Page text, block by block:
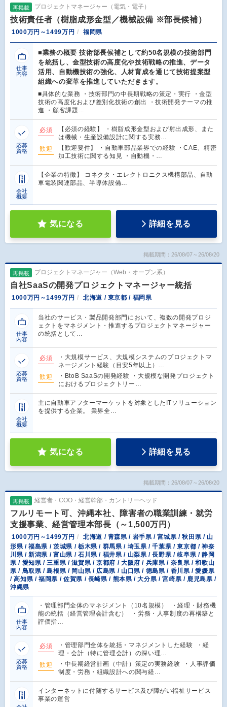
再掲載 プロジェクトマネージャー（電気・電子）
技術責任者（樹脂成形金型／機械設備 ※部長候補）
1000万円～1499万円 福岡県
仕事
内容
■業務の概要 技術部長候補として約50名規模の技術部門
を統括し、金型技術の高度化や技術戦略の推進、データ
活用、自動機技術の強化、人材育成を通じて技術提案型
組織への変革を推進していただきます。
■具体的な業務 ・技術部門の中長期戦略の策定・実行 ・金型
技術の高度化および差別化技術の創出 ・技術開発テーマの推
進 ・顧客課題…
応募
資格
必須
【必須の経験】 ・樹脂成形金型および射出成形、また
は機械・生産設備設計に関する実務…
歓迎
【歓迎要件】 ・自動車部品業界での経験 ・CAE、精密
加工技術に関する知見 ・自動機・…
会社
概要
【企業の特徴】 コネクタ・エレクトロニクス機構部品、自動
車電装関連部品、半導体設備…
気になる 詳細を見る
掲載期間：26/08/07～26/08/20
再掲載 プロジェクトマネージャー（Web・オープン系）
自社SaaSの開発プロジェクトマネージャー統括
1000万円～1499万円 北海道 / 東京都 / 福岡県
仕事
内容
当社のサービス・製品開発部門において、複数の開発プロジ
ェクトをマネジメント・推進するプロジェクトマネージャー
の統括として…
応募
資格
必須
・大規模サービス、大規模システムのプロジェクトマ
ネージメント経験（目安5年以上）…
歓迎
・BtoB SaaSの開発経験 ・大規模な開発プロジェクト
におけるプロジェクトリー…
会社
概要
主に自動車アフターマーケットを対象としたITソリューション
を提供する企業。 業界全…
気になる 詳細を見る
掲載期間：26/08/07～26/08/20
再掲載 経営者・COO・経営幹部・カントリーヘッド
フルリモート可、沖縄本社、障害者の職業訓練・就労
支援事業、経営管理本部長（～1,500万円）
1000万円～1499万円
北海道 / 青森県 / 岩手県 / 宮城県 / 秋田県 / 山
形県 / 福島県 / 茨城県 / 栃木県 / 群馬県 / 埼玉県 / 千葉県 / 東京都 / 神奈
川県 / 新潟県 / 富山県 / 石川県 / 福井県 / 山梨県 / 長野県 / 岐阜県 / 静岡
県 / 愛知県 / 三重県 / 滋賀県 / 京都府 / 大阪府 / 兵庫県 / 奈良県 / 和歌山
県 / 鳥取県 / 島根県 / 岡山県 / 広島県 / 山口県 / 徳島県 / 香川県 / 愛媛県
/ 高知県 / 福岡県 / 佐賀県 / 長崎県 / 熊本県 / 大分県 / 宮崎県 / 鹿児島県 /
沖縄県
仕事
内容
・管理部門全体のマネジメント（10名規模） ・経理・財務機
能の統括（経営管理会計含む） ・労務・人事制度の再構築と
評価指…
応募
資格
必須
・管理部門全体を統括・マネジメントした経験 ・経
理・会計（特に管理会計）の深い理…
歓迎
・中長期経営計画（中計）策定の実務経験 ・人事評価
制度・労務・組織設計への関与経…
インターネットに付随するサービス及び障がい福祉サービス
事業の運営